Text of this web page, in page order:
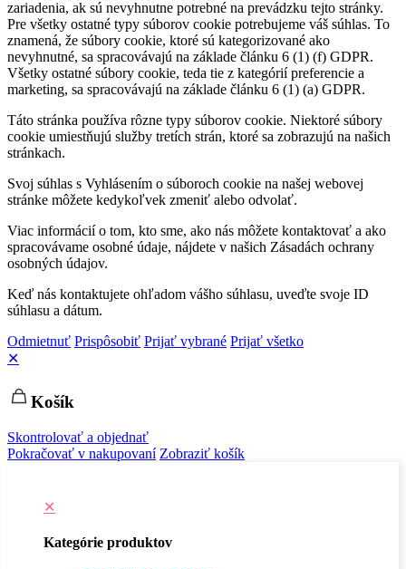
zariadenia, ak sú nevyhnutne potrebné na prevádzku tejto stránky.
Pre všetky ostatné typy súborov cookie potrebujeme váš súhlas. To
znamená, že súbory cookie, ktoré sú kategorizované ako
nevyhnutné, sa spracovávajú na základe článku 6 (1) (f) GDPR.
Všetky ostatné súbory cookie, teda tie z kategórií preferencie a
marketing, sa spracovávajú na základe článku 6 (1) (a) GDPR.
Táto stránka používa rôzne typy súborov cookie. Niektoré súbory
cookie umiestňujú služby tretích strán, ktoré sa zobrazujú na našich
stránkach.
Svoj súhlas s Vyhlásením o súboroch cookie na našej webovej
stránke môžete kedykoľvek zmeniť alebo odvolať.
Viac informácií o tom, kto sme, ako nás môžete kontaktovať a ako
spracovávame osobné údaje, nájdete v našich Zásadách ochrany
osobných údajov.
Keď nás kontaktujete ohľadom vášho súhlasu, uveďte svoje ID
súhlasu a dátum.
Odmietnuť Prispôsobiť Prijať vybrané Prijať všetko
✕
Košík
Skontrolovať a objednať
Pokračovať v nakupovaní Zobraziť košík
✕
Kategórie produktov